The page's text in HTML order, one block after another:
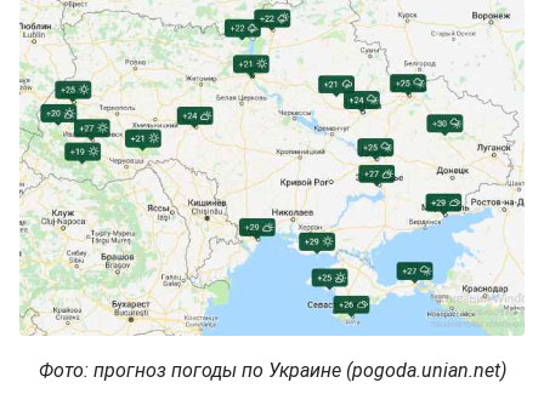
Фото: прогноз погоды по Украине (pogoda.unian.net)